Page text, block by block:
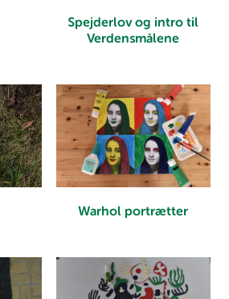
Spejderlov og intro til
Verdensmålene
Warhol portrætter